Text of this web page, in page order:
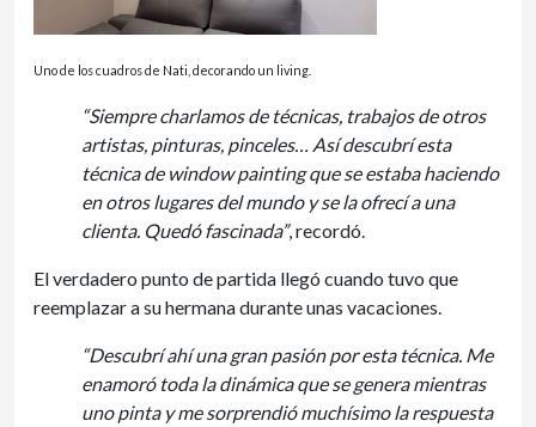
Uno de los cuadros de Nati, decorando un living.
“Siempre charlamos de técnicas, trabajos de otros
artistas, pinturas, pinceles… Así descubrí esta
técnica de window painting que se estaba haciendo
en otros lugares del mundo y se la ofrecí a una
clienta. Quedó fascinada”, recordó.
El verdadero punto de partida llegó cuando tuvo que
reemplazar a su hermana durante unas vacaciones.
“Descubrí ahí una gran pasión por esta técnica. Me
enamoró toda la dinámica que se genera mientras
uno pinta y me sorprendió muchísimo la respuesta